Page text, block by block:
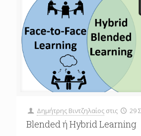
Δημήτρης Βιντζηλαίος στις 29
Blended ή Hybrid Learning